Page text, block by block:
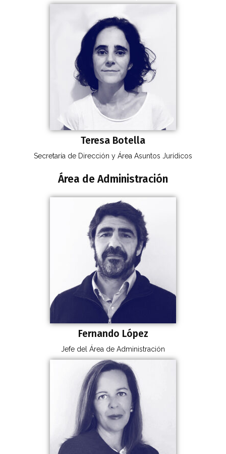
Teresa Botella
Secretaría de Dirección y Área Asuntos Jurídicos
Área de Administración
Fernando López
Jefe del Área de Administración